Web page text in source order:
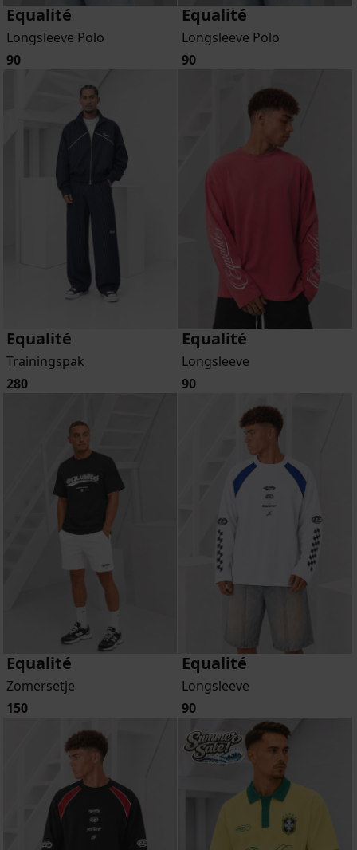
Equalité
Longsleeve Polo
90
Equalité
Longsleeve Polo
90
Equalité
Trainingspak
280
Equalité
Longsleeve
90
Equalité
Zomersetje
150
Equalité
Longsleeve
90